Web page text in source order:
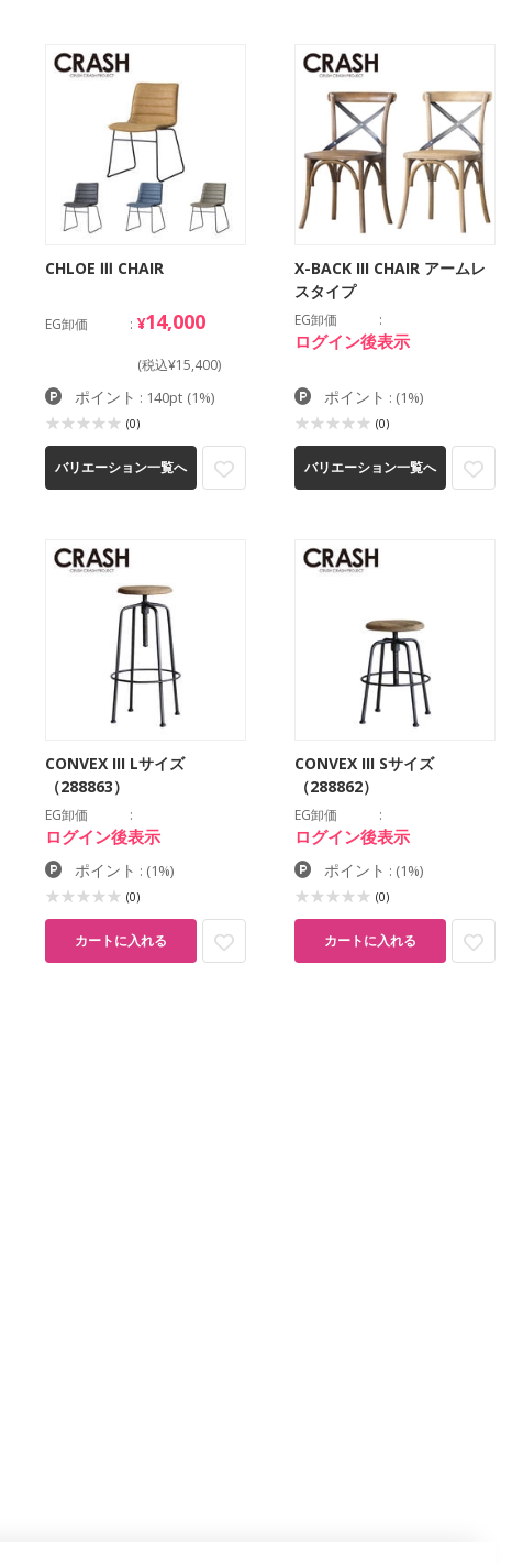
CHLOE Ⅲ CHAIR
EG卸価 ¥14,000
(税込¥15,400)
ポイント : 140pt (1%)
(0)
バリエーション一覧へ
X-BACK III CHAIR アームレ
スタイプ
EG卸価
ログイン後表示
ポイント : (1%)
(0)
バリエーション一覧へ
CONVEX III Lサイズ
（288863）
EG卸価
ログイン後表示
ポイント : (1%)
(0)
カートに入れる
CONVEX III Sサイズ
（288862）
EG卸価
ログイン後表示
ポイント : (1%)
(0)
カートに入れる